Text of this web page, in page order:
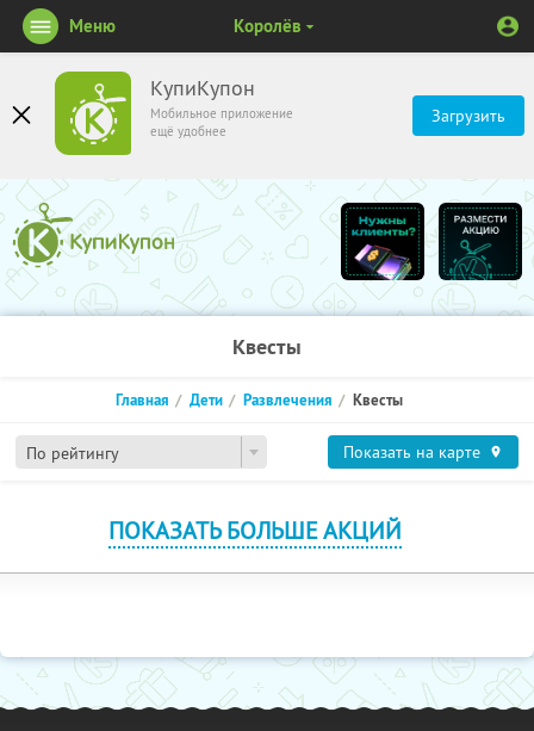
КупиКупон
Мобильное приложение
ещё удобнее
Загрузить
Меню Королёв
Квесты
По рейтингу
Главная Дети Развлечения Квесты
Показать на карте
ПОКАЗАТЬ БОЛЬШЕ АКЦИЙ